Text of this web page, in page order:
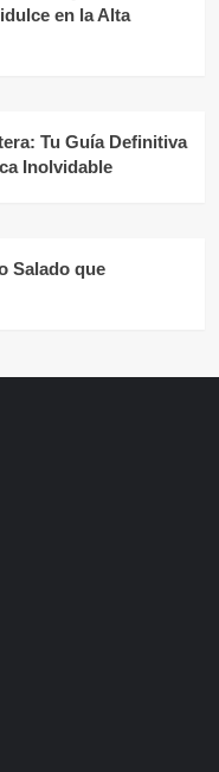
en la Alta
Tu Guía Definitiva
Inolvidable
Salado que